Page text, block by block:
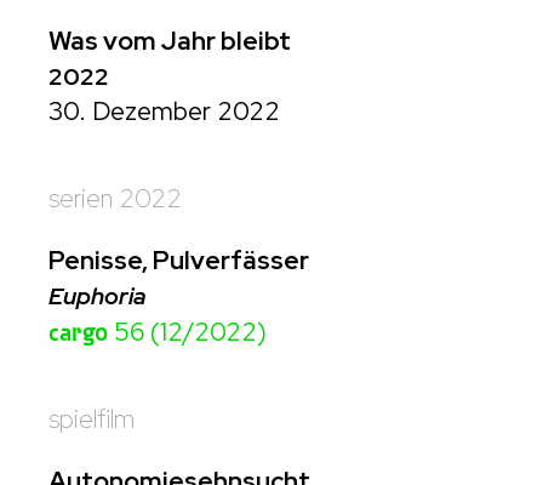
Was vom Jahr bleibt
2022
30. Dezember 2022
serien 2022
Penisse, Pulverfässer
Euphoria
cargo 56 (12/2022)
spielfilm